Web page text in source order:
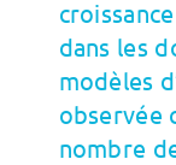
dans les
modèles
observée
nombre